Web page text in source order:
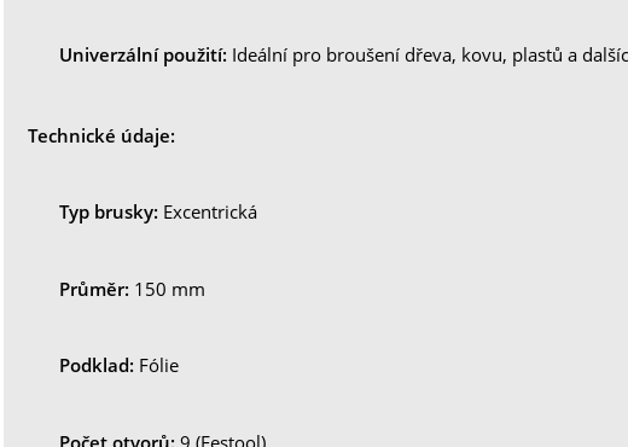
Univerzální použití: Ideální pro broušení dřeva, kovu, plastů a
Technické údaje:
Typ brusky: Excentrická
Průměr: 150 mm
Podklad: Fólie
Počet otvorů: 9 (Festool)